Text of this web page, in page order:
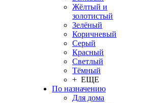
Жёлтый и
золотистый
Зелёный
Коричневый
Серый
Красный
Светлый
Тёмный
+ ЕЩЕ
По назначению
Для дома